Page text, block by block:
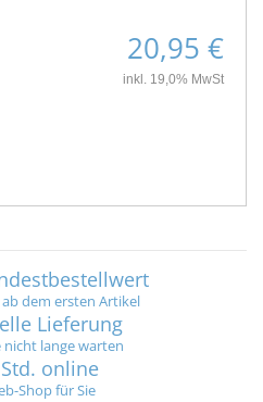
20,95 €
inkl. 19,0% MwSt
dem ersten Artikel
Lieferung
nicht lange warten
online
Shop für Sie